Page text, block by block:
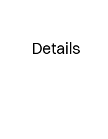
Details